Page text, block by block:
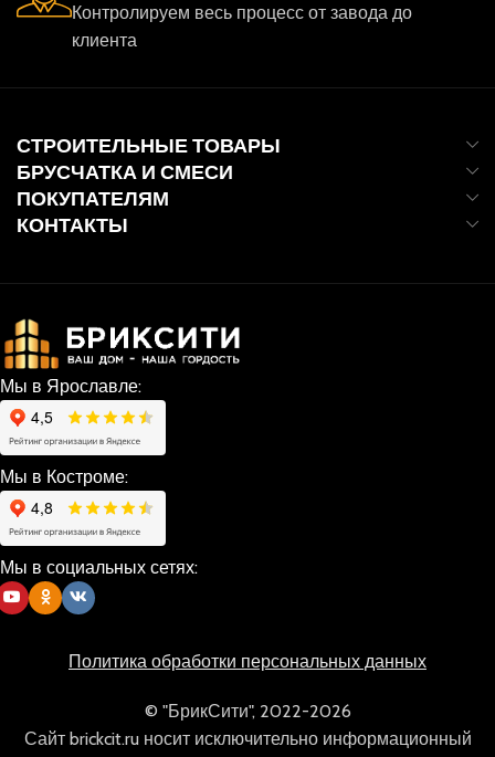
Контролируем весь процесс от завода до
клиента
СТРОИТЕЛЬНЫЕ ТОВАРЫ
БРУСЧАТКА И СМЕСИ
ПОКУПАТЕЛЯМ
КОНТАКТЫ
Мы в Ярославле:
Мы в Костроме:
Мы в социальных сетях:
Политика обработки персональных данных
© "БрикСити", 2022-2026
Сайт brickcit.ru носит исключительно информационный